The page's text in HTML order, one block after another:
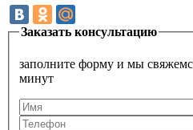
Заказать консультацию
заполните форму и мы
минут